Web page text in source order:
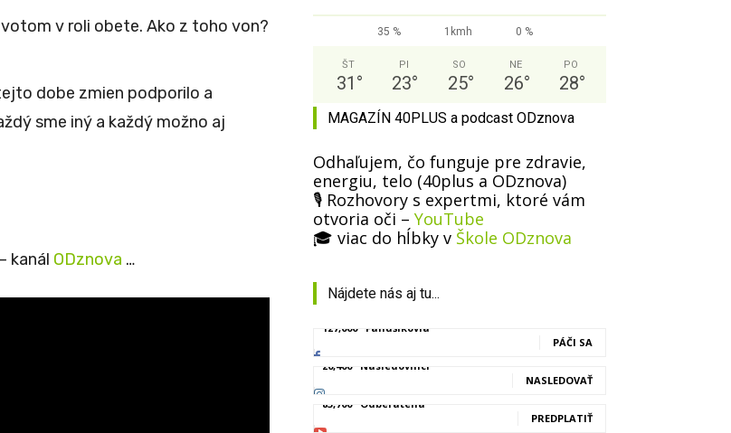
v roli obete. Ako z toho von?
dobe zmien podporilo a
sme iný a každý možno aj
kanál ODznova …
35 % 1kmh 0 %
ŠT
31 °
PI
23°
SO
25°
NE
26°
PO
28°
MAGAZÍN 40PLUS a podcast ODznova
Odhaľujem, čo funguje pre zdravie,
energiu, telo (40plus a ODznova)
🎙️ Rozhovory s expertmi, ktoré vám
otvoria oči – YouTube
🎓 viac do hĺbky v Škole ODznova
Nájdete nás aj tu...
127,000
Fanúšikovia
PÁČI SA
20,400
Nasledovníci
NASLEDOVAŤ
83,700
Odberatelia
PREDPLATIŤ